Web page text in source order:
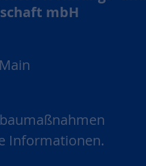
mbH
Informationen.